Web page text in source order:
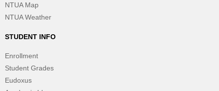
NTUA Map
NTUA Weather
STUDENT INFO
Enrollment
Student Grades
Eudoxus